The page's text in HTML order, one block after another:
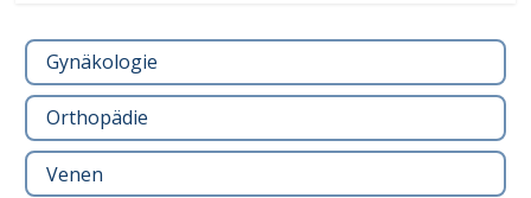
Gynäkologie
Orthopädie
Venen